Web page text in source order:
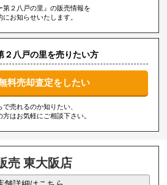
第２八戸の里』の販売情報を
にお知らせいたします。
２八戸の里を売りたい方
料売却査定をしたい
で売れるのか知りたい、
方はお気軽にご相談下さい。
売 東大阪店